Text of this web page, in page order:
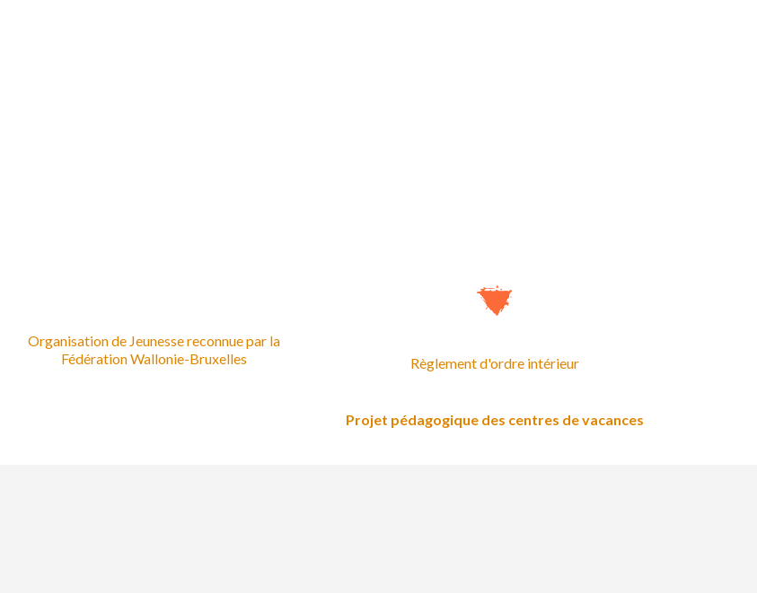
Organisation de Jeunesse reconnue par la
Fédération Wallonie-Bruxelles
Règlement d'ordre intérieur
Projet pédagogique des centres de vacances